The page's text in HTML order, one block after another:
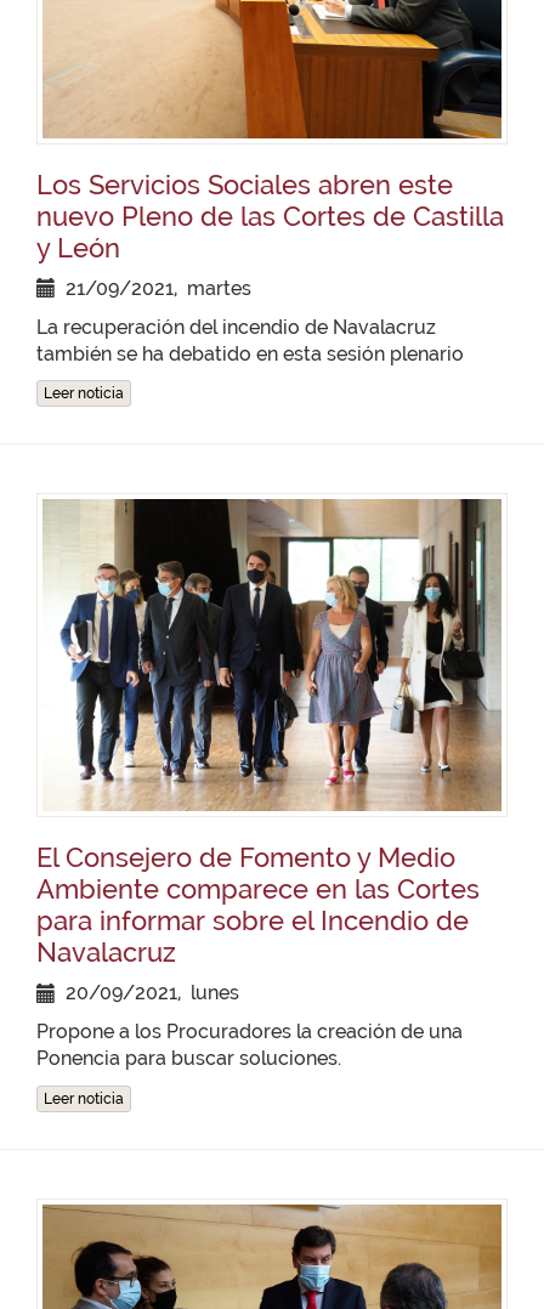
Los Servicios Sociales abren este
nuevo Pleno de las Cortes de Castilla
y León
21/09/2021, martes
La recuperación del incendio de Navalacruz
también se ha debatido en esta sesión plenario
Leer noticia
El Consejero de Fomento y Medio
Ambiente comparece en las Cortes
para informar sobre el Incendio de
Navalacruz
20/09/2021, lunes
Propone a los Procuradores la creación de una
Ponencia para buscar soluciones.
Leer noticia